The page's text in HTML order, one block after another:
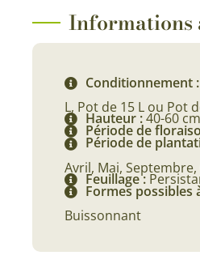
22,90
Informations
Conditionnement :
L, Pot de 15 L ou Pot
Hauteur :40-60
Période de
Période de
Avril, Mai,
Feuillage :
Formes possibles
Buissonnant